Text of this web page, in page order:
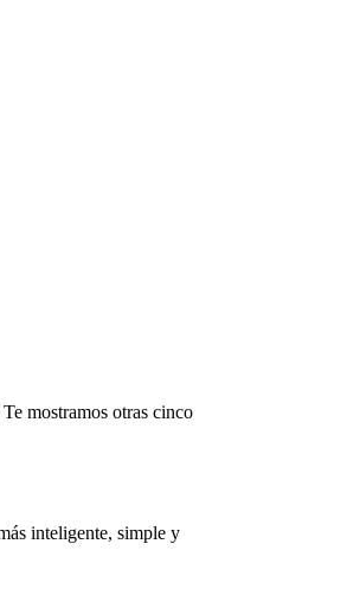
mostramos otras cinco
inteligente, simple y